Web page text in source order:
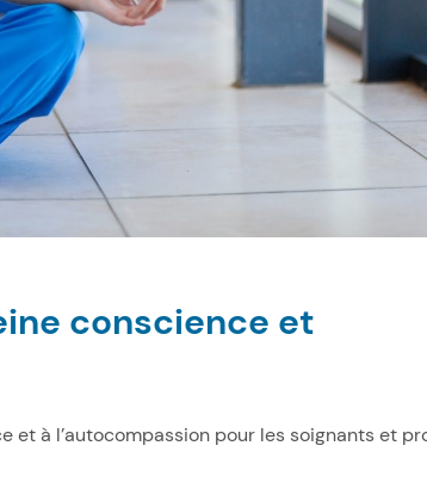
conscience et
à l’autocompassion pour les soignants et